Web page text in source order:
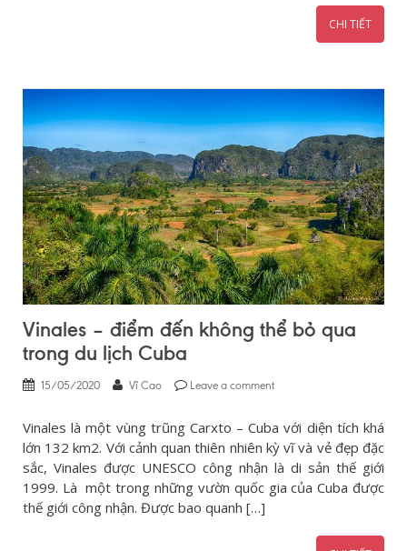
CHI TIẾT
Vinales – điểm đến không thể bỏ qua
trong du lịch Cuba
15/05/2020 Vĩ Cao Leave a comment
Vinales là một vùng trũng Carxto – Cuba với diện tích khá
lớn 132 km2. Với cảnh quan thiên nhiên kỳ vĩ và vẻ đẹp đặc
sắc, Vinales được UNESCO công nhận là di sản thế giới
1999. Là một trong những vườn quốc gia của Cuba được
thế giới công nhận. Được bao quanh […]